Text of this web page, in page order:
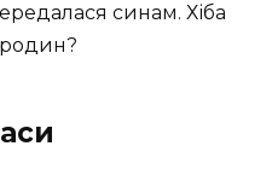
синам. Хіба